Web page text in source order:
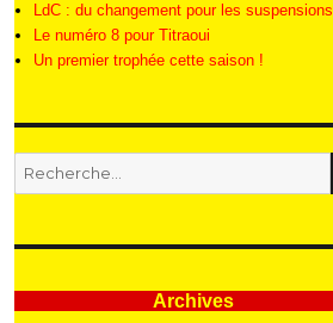
LdC : du changement pour les suspensions
Le numéro 8 pour Titraoui
Un premier trophée cette saison !
Recherche
pour
Archives